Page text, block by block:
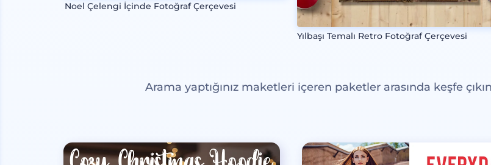
Noel Çelengi İçinde Fotoğraf Çerçevesi
Yılbaşı Temalı Retro Fotoğraf Çerçevesi
Arama yaptığınız maketleri içeren paketler arasında keşfe